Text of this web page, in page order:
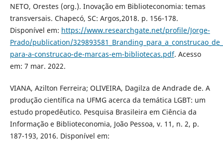
NETO, Orestes (org.). Inovação em Biblioteconomia: temas
transversais. Chapecó, SC: Argos,2018. p. 156-178.
Disponível em: https://www.researchgate.net/profile/Jorge-
Prado/publication/
para-a-construcao-de-marcas-em-bibliotecas.pdf. Acesso
em: 7 mar. 2022.
VIANA, Azilton Ferreira; OLIVEIRA, Dagilza de Andrade de. A
produção científica na UFMG acerca da temática LGBT: um
estudo propedêutico. Pesquisa Brasileira em Ciência da
Informação e Biblioteconomia, João Pessoa, v. 11, n. 2, p.
187-193, 2016. Disponível em: